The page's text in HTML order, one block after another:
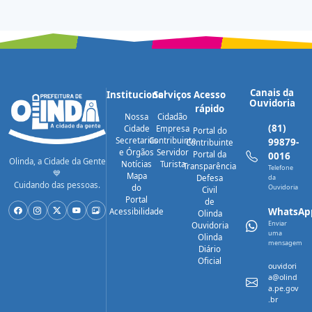
Olinda, a Cidade da Gente
💙
Cuidando das pessoas.
Institucional
Nossa
Cidade
Secretarias
e Órgãos
Notícias
Mapa
do
Portal
Acessibilidade
Serviços
Cidadão
Empresa
Contribuinte
Servidor
Turista
Acesso
rápido
Portal do
Contribuinte
Portal da
Transparência
Defesa
Civil
de
Olinda
Ouvidoria
Olinda
Diário
Oficial
Canais da
Ouvidoria
(81)
99879-
0016
Telefone
da
Ouvidoria
Enviar
uma
mensagem
ouvidori
a@olind
a.pe.gov
.br